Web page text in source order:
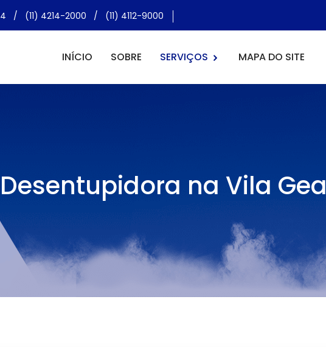
/ (11) 4214-2000 / (11) 4112-9000
INÍCIO SOBRE SERVIÇOS MAPA DO SITE
Desentupidora na Vila Gea